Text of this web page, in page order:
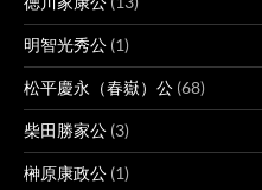
明智光秀公 (1)
松平慶永（春嶽）公 (68)
柴田勝家公 (3)
榊原康政公 (1)